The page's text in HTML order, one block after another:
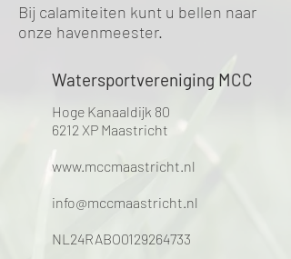
Bij calamiteiten kunt u bellen naar
onze havenmeester.
Watersportvereniging MCC
Hoge Kanaaldijk 80
6212 XP Maastricht
www.mccmaastricht.nl
info@mccmaastricht.nl
NL24RABO0129264733